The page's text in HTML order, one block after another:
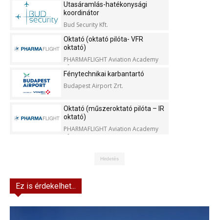
Utasáramlás-hatékonysági
koordinátor
Bud Security Kft.
Oktató (oktató pilóta- VFR
oktató)
PHARMAFLIGHT Aviation Academy
Kft.
Fénytechnikai karbantartó
Budapest Airport Zrt.
Oktató (műszeroktató pilóta – IR
oktató)
PHARMAFLIGHT Aviation Academy
Kft.
Hirdetés
Ez is érdekelhet...